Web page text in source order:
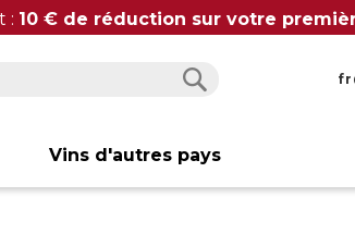
: 10 € de réduction sur votre
Vins d'autres pays